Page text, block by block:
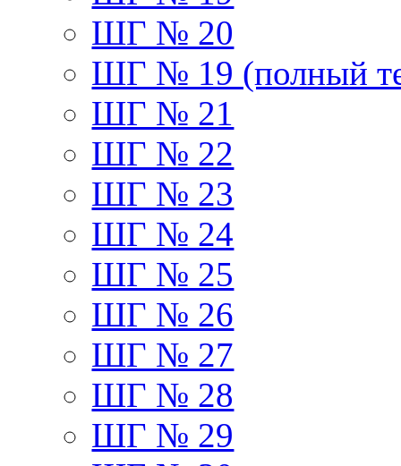
ШГ № 20
ШГ № 19 (полный
ШГ № 21
ШГ № 22
ШГ № 23
ШГ № 24
ШГ № 25
ШГ № 26
ШГ № 27
ШГ № 28
ШГ № 29